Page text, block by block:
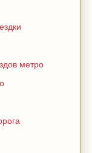
метро